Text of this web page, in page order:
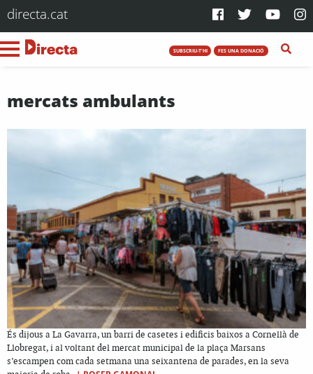
directa.cat
SUBSCRIU-T'HI FES UNA DONACIÓ
mercats ambulants
És dijous a La Gavarra, un barri de casetes i edificis baixos a Cornellà de
Llobregat, i al voltant del mercat municipal de la plaça Marsans
s’escampen com cada setmana una seixantena de parades, en la seva